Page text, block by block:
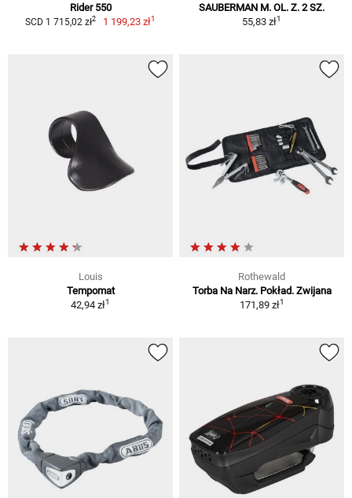
Rider 550
SCD 1 715,02 zł2 1 199,23 zł1
SAUBERMAN M. OL. Z. 2 SZ.
55,83 zł1
Louis
Tempomat
42,94 zł1
Rothewald
Torba Na Narz. Pokład. Zwijana
171,89 zł1